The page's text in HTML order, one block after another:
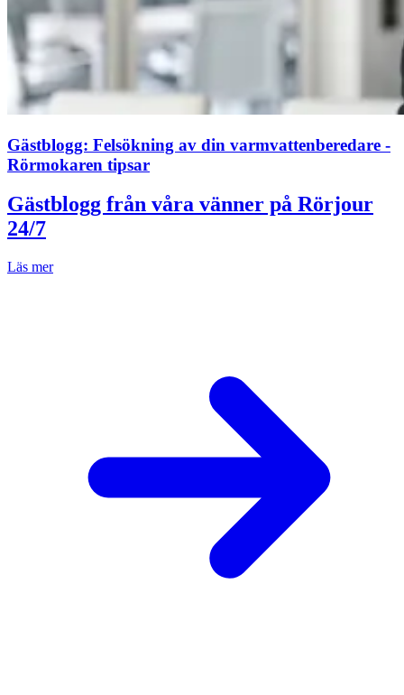
Gästblogg: Felsökning av din varmvattenberedare -
Rörmokaren tipsar
Gästblogg från våra vänner på Rörjour
24/7
Läs mer